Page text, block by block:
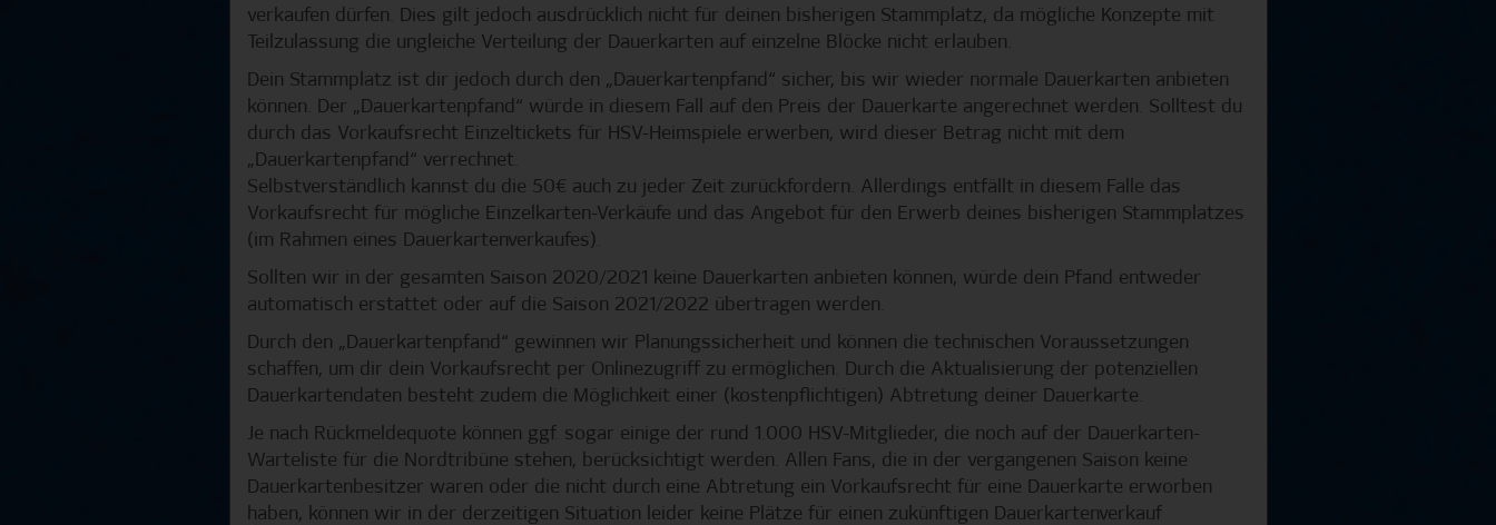
verkaufen dürfen. Dies gilt jedoch ausdrücklich nicht für deinen bisherigen Stammplatz, da mögliche Konzepte mit
Teilzulassung die ungleiche Verteilung der Dauerkarten auf einzelne Blöcke nicht erlauben.
Dein Stammplatz ist dir jedoch durch den „Dauerkartenpfand“ sicher, bis wir wieder normale Dauerkarten anbieten
können. Der „Dauerkartenpfand“ würde in diesem Fall auf den Preis der Dauerkarte angerechnet werden. Solltest du
durch das Vorkaufsrecht Einzeltickets für HSV-Heimspiele erwerben, wird dieser Betrag nicht mit dem
„Dauerkartenpfand“ verrechnet.
Selbstverständlich kannst du die 50€ auch zu jeder Zeit zurückfordern. Allerdings entfällt in diesem Falle das
Vorkaufsrecht für mögliche Einzelkarten-Verkäufe und das Angebot für den Erwerb deines bisherigen Stammplatzes
(im Rahmen eines Dauerkartenverkaufes).
Sollten wir in der gesamten Saison 2020/2021 keine Dauerkarten anbieten können, würde dein Pfand entweder
automatisch erstattet oder auf die Saison 2021/2022 übertragen werden.
Durch den „Dauerkartenpfand“ gewinnen wir Planungssicherheit und können die technischen Voraussetzungen
schaffen, um dir dein Vorkaufsrecht per Onlinezugriff zu ermöglichen. Durch die Aktualisierung der potenziellen
Dauerkartendaten besteht zudem die Möglichkeit einer (kostenpflichtigen) Abtretung deiner Dauerkarte.
Je nach Rückmeldequote können ggf. sogar einige der rund 1.000 HSV-Mitglieder, die noch auf der Dauerkarten-
Warteliste für die Nordtribüne stehen, berücksichtigt werden. Allen Fans, die in der vergangenen Saison keine
Dauerkartenbesitzer waren oder die nicht durch eine Abtretung ein Vorkaufsrecht für eine Dauerkarte erworben
haben, können wir in der derzeitigen Situation leider keine Plätze für einen zukünftigen Dauerkartenverkauf